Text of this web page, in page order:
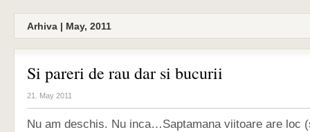
Arhiva | May, 2011
Si pareri de rau dar si bucurii
21. May 2011
Nu am deschis. Nu inca…Saptamana viitoare are loc